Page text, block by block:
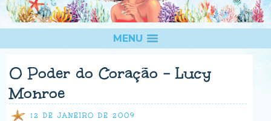
MENU
O Poder do Coração - Lucy
Monroe
12 DE JANEIRO DE 2009